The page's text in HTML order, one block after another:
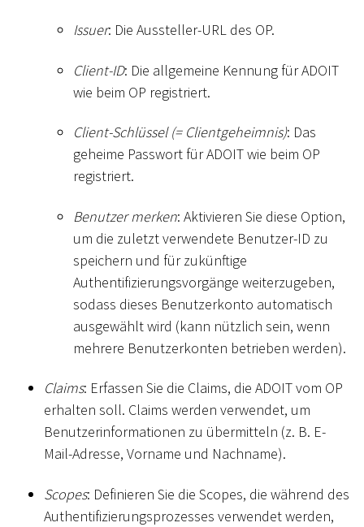
Issuer: Die Aussteller-URL des OP.
Client-ID: Die allgemeine Kennung für ADOIT
wie beim OP registriert.
Client-Schlüssel (= Clientgeheimnis): Das
geheime Passwort für ADOIT wie beim OP
registriert.
Benutzer merken: Aktivieren Sie diese Option,
um die zuletzt verwendete Benutzer-ID zu
speichern und für zukünftige
Authentifizierungsvorgänge weiterzugeben,
sodass dieses Benutzerkonto automatisch
ausgewählt wird (kann nützlich sein, wenn
mehrere Benutzerkonten betrieben werden).
Claims: Erfassen Sie die Claims, die ADOIT vom OP
erhalten soll. Claims werden verwendet, um
Benutzerinformationen zu übermitteln (z. B. E-
Mail-Adresse, Vorname und Nachname).
Scopes: Definieren Sie die Scopes, die während des
Authentifizierungsprozesses verwendet werden,